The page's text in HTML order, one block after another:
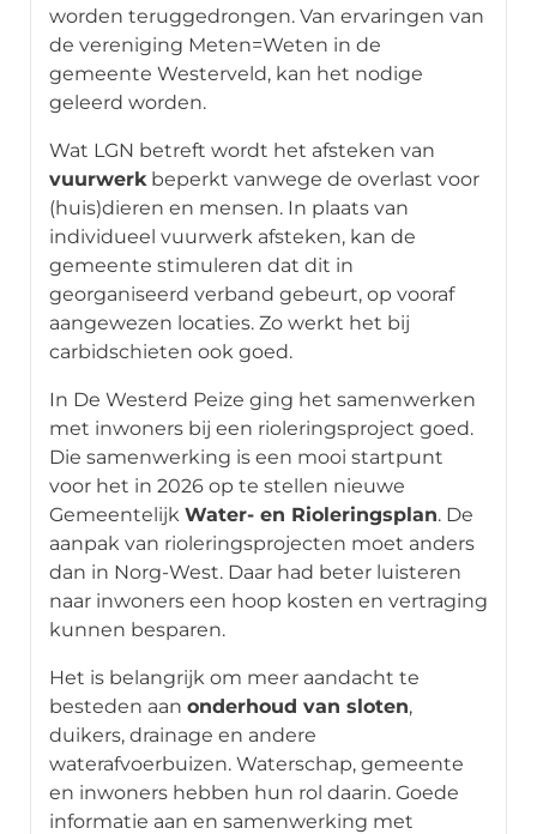
worden teruggedrongen. Van ervaringen van
de vereniging Meten=Weten in de
gemeente Westerveld, kan het nodige
geleerd worden.
Wat LGN betreft wordt het afsteken van
vuurwerkbeperkt vanwege de overlast voor
(huis)dieren en mensen. In plaats van
individueel vuurwerk afsteken, kan de
gemeente stimuleren dat dit in
georganiseerd verband gebeurt, op vooraf
aangewezen locaties. Zo werkt het bij
carbidschieten ook goed.
In De Westerd Peize ging het samenwerken
met inwoners bij een rioleringsproject goed.
Die samenwerking is een mooi startpunt
voor het in 2026 op te stellen nieuwe
Gemeentelijk Water- en Rioleringsplan. De
aanpak van rioleringsprojecten moet anders
dan in Norg-West. Daar had beter luisteren
naar inwoners een hoop kosten en vertraging
kunnen besparen.
Het is belangrijk om meer aandacht te
besteden aan onderhoud van sloten,
duikers, drainage en andere
waterafvoerbuizen. Waterschap, gemeente
en inwoners hebben hun rol daarin. Goede
informatie aan en samenwerking met